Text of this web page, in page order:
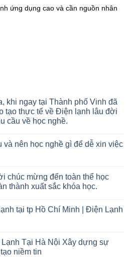
ứng dụng cao và cần nguồn nhân
khi ngay tại Thành phố Vinh đã
tạo thực tế về Điện lạnh lâu đời
cầu về học nghề.
và nên học nghề gì để dễ xin việc
chúc mừng đến toàn thể học
thành xuất sắc khóa học.
tại tp Hồ Chí Minh | Điện Lạnh
Tại Hà Nội Xây dựng sự
niềm tin